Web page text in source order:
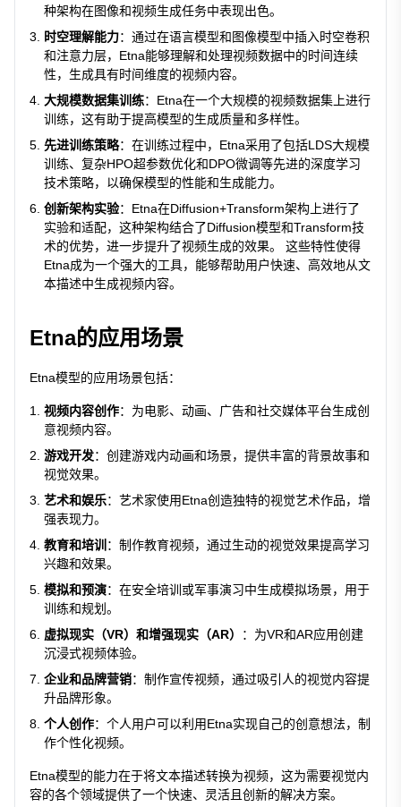
种架构在图像和视频生成任务中表现出色。
时空理解能力：通过在语言模型和图像模型中插入时空卷积
和注意力层，Etna能够理解和处理视频数据中的时间连续
性，生成具有时间维度的视频内容。
大规模数据集训练：Etna在一个大规模的视频数据集上进行
训练，这有助于提高模型的生成质量和多样性。
先进训练策略：在训练过程中，Etna采用了包括LDS大规模
训练、复杂HPO超参数优化和DPO微调等先进的深度学习
技术策略，以确保模型的性能和生成能力。
创新架构实验：Etna在Diffusion+Transform架构上进行了
实验和适配，这种架构结合了Diffusion模型和Transform技
术的优势，进一步提升了视频生成的效果。 这些特性使得
Etna成为一个强大的工具，能够帮助用户快速、高效地从文
本描述中生成视频内容。
Etna的应用场景
Etna模型的应用场景包括：
视频内容创作：为电影、动画、广告和社交媒体平台生成创
意视频内容。
游戏开发：创建游戏内动画和场景，提供丰富的背景故事和
视觉效果。
艺术和娱乐：艺术家使用Etna创造独特的视觉艺术作品，增
强表现力。
教育和培训 ：制作教育视频，通过生动的视觉效果提高学习
兴趣和效果。
模拟和预演：在安全培训或军事演习中生成模拟场景，用于
训练和规划。
虚拟现实（VR）和增强现实（AR）
：为VR和AR应用创建
沉浸式视频体验。
企业和品牌营销：制作宣传视频，通过吸引人的视觉内容提
升品牌形象。
个人创作：个人用户可以利用Etna实现自己的创意想法，制
作个性化视频。
Etna模型的能力在于将文本描述转换为视频，这为需要视觉内
容的各个领域提供了一个快速、灵活且创新的解决方案。